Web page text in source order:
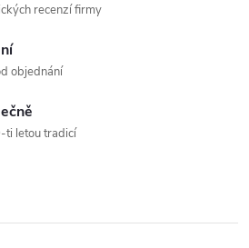
recenzí firmy
objednání
ti letou tradicí